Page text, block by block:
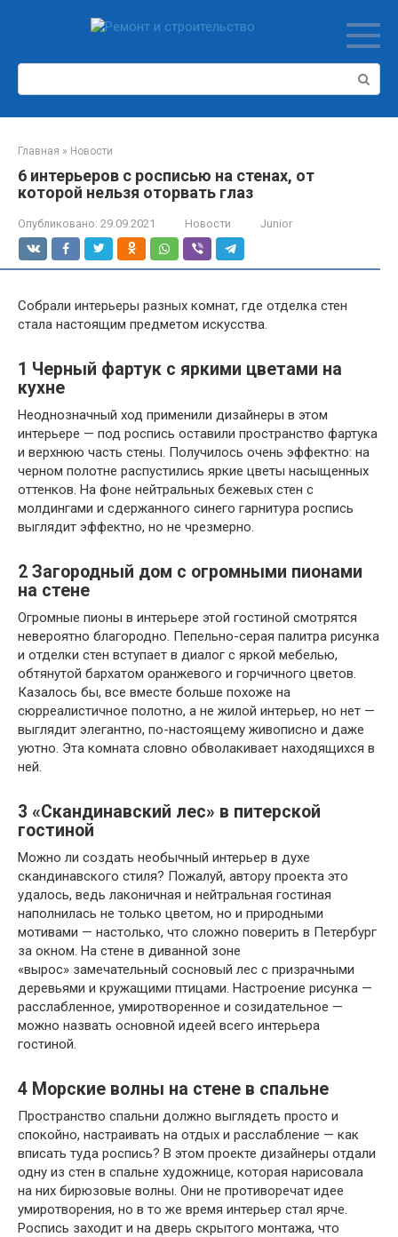
Поиск:
Главная » Новости
6 интерьеров с росписью на стенах, от
которой нельзя оторвать глаз
Опубликовано: 29.09.2021 Новости Junior
Собрали интерьеры разных комнат, где отделка стен
стала настоящим предметом искусства.
1 Черный фартук с яркими цветами на
кухне
Неоднозначный ход применили дизайнеры в этом
интерьере — под роспись оставили пространство фартука
и верхнюю часть стены. Получилось очень эффектно: на
черном полотне распустились яркие цветы насыщенных
оттенков. На фоне нейтральных бежевых стен с
молдингами и сдержанного синего гарнитура роспись
выглядит эффектно, но не чрезмерно.
2 Загородный дом с огромными пионами
на стене
Огромные пионы в интерьере этой гостиной смотрятся
невероятно благородно. Пепельно-серая палитра рисунка
и отделки стен вступает в диалог с яркой мебелью,
обтянутой бархатом оранжевого и горчичного цветов.
Казалось бы, все вместе больше похоже на
сюрреалистичное полотно, а не жилой интерьер, но нет —
выглядит элегантно, по-настоящему живописно и даже
уютно. Эта комната словно обволакивает находящихся в
ней.
3 «Скандинавский лес» в питерской
гостиной
Можно ли создать необычный интерьер в духе
скандинавского стиля? Пожалуй, автору проекта это
удалось, ведь лаконичная и нейтральная гостиная
наполнилась не только цветом, но и природными
мотивами — настолько, что сложно поверить в Петербург
за окном. На стене в диванной зоне
«вырос» замечательный сосновый лес с призрачными
деревьями и кружащими птицами. Настроение рисунка —
расслабленное, умиротворенное и созидательное —
можно назвать основной идеей всего интерьера
гостиной.
4 Морские волны на стене в спальне
Пространство спальни должно выглядеть просто и
спокойно, настраивать на отдых и расслабление — как
вписать туда роспись? В этом проекте дизайнеры отдали
одну из стен в спальне художнице, которая нарисовала
на них бирюзовые волны. Они не противоречат идее
умиротворения, но в то же время интерьер стал ярче.
Роспись заходит и на дверь скрытого монтажа, что